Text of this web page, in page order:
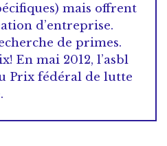
mais offrent
d’entreprise.
de primes.
En mai 2012, l’asbl
Prix fédéral de lutte